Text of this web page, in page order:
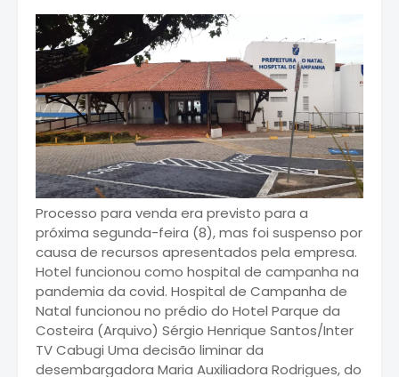
Processo para venda era previsto para a
próxima segunda-feira (8), mas foi suspenso por
causa de recursos apresentados pela empresa.
Hotel funcionou como hospital de campanha na
pandemia da covid. Hospital de Campanha de
Natal funcionou no prédio do Hotel Parque da
Costeira (Arquivo) Sérgio Henrique Santos/Inter
TV Cabugi Uma decisão liminar da
desembargadora Maria Auxiliadora Rodrigues, do